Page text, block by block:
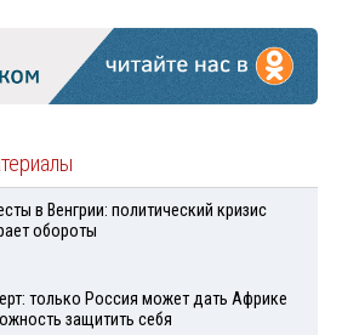
в Венгрии: политический кризис
обороты
только Россия может дать Африке
защитить себя